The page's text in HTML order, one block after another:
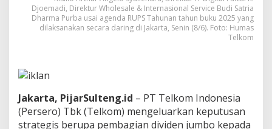
P
e
r
a
n
J
Djoemadi, Direktur Wholesale & Internasional Service Budi Satria
Dharma Purba usai agenda RUPS Tahunan tahun buku 2025 yang
dilaksanakan secara daring di Jakarta, Senin (8/6). Foto: Humas
Telkom
Jakarta, PijarSulteng.id – PT Telkom Indonesia
(Persero) Tbk (Telkom) mengeluarkan keputusan
strategis berupa pembagian dividen jumbo kepada